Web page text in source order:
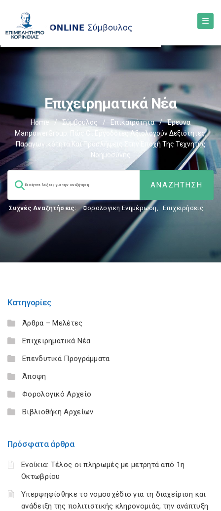
Επιχειρηματικά Νέα
Home / Σύμβουλος / Επικαιρότητα /
Έρευνα
ManpowerGroup: Πώς Οι Εργοδότες Αξιολογούν Δεξιότητες,
Παραγωγικότητα Και Προσλήψεις Στην Εποχή Της Τεχνητής
Νοημοσύνης
Συχνές Αναζητήσεις: Φορολογικη Ενημέρωση, Επιχειρήσεις
Κατηγορίες
Άρθρα – Μελέτες
Επιχειρηματικά Νέα
Επενδυτικά Προγράμματα
Άποψη
Φορολογικό Αρχείο
Βιβλιοθήκη Αρχείων
Πρόσφατα άρθρα
Ενοίκια: Τέλος οι πληρωμές με μετρητά από 1η
Οκτωβρίου
Υπερψηφίσθηκε το νομοσχέδιο για τη διαχείριση και
ανάδειξη της πολιτιστικής κληρονομιάς, την ανάπτυξη